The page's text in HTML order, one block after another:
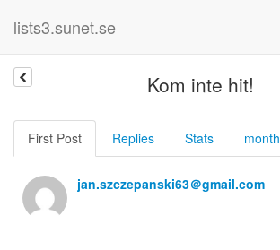
lists3.sunet.se
Kom inte hit!
First Post Replies Stats month
jan.szczepanski63＠gmail.com